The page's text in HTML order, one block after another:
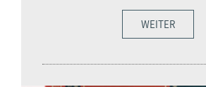
WEITER